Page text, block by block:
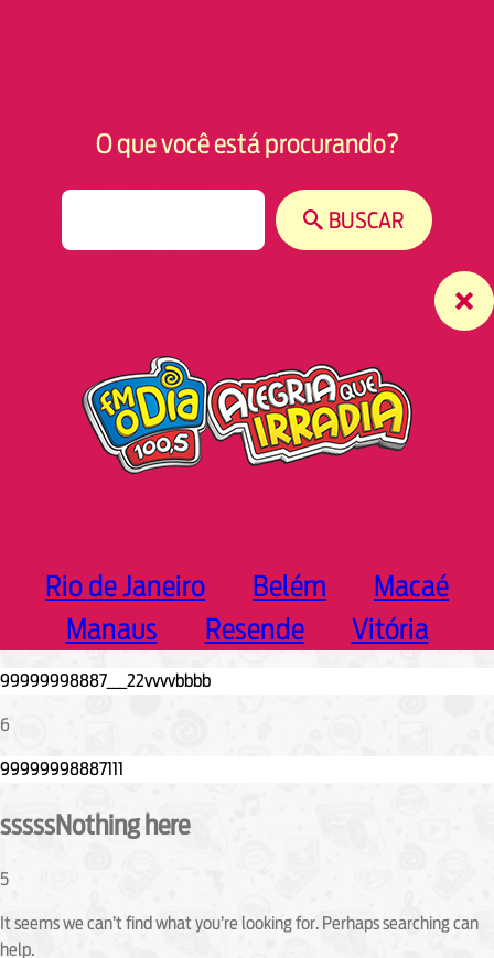
O que você está procurando?
BUSCAR
Rio de Janeiro Belém
Macaé
Manaus
Resende Vitória
6
sssssNothing here
5
It seems we can’t find what you’re looking for. Perhaps searching can
help.